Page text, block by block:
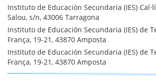
Instituto de Educación Secundaria (IES)
Salou, s/n, 43006 Tarragona
Instituto de Educación Secundaria (IES) de
França, 19-21, 43870 Amposta
Instituto de Educación Secundaria (IES) de
França, 19-21, 43870 Amposta